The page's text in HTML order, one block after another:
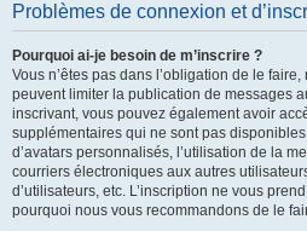
Problèmes de connexion et
Pourquoi ai-je besoin de m’inscrire ?
Vous n’êtes pas dans l’obligation de le
peuvent limiter la publication de messages
inscrivant, vous pouvez également avoir
supplémentaires qui ne sont pas
d’avatars personnalisés, l’utilisation de la
courriers électroniques aux autres
d’utilisateurs, etc. L’inscription ne vous
pourquoi nous vous recommandons de le